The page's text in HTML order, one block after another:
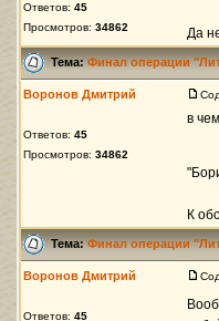
Ответов: 45
Просмотров: 34862 Да
Тема:Финал операции
Воронов Дмитрий
Ответов: 45
Просмотров: 34862
в
К
Тема:Финал операции
Воронов Дмитрий
Ответов: 45